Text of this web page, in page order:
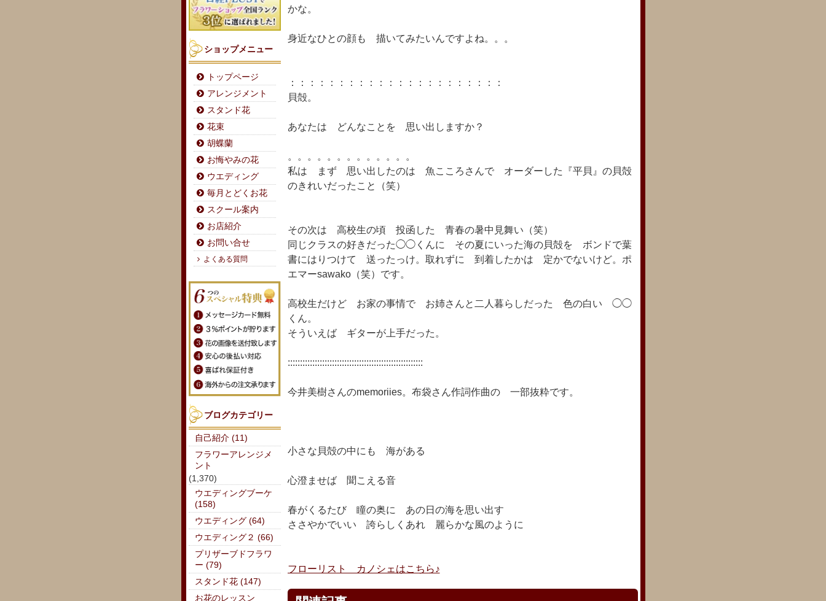
かな。
身近なひとの顔も 描いてみたいんですよね。。。
：：：：：：：：：：：：：：：：：：：：：：
貝殻。
あなたは どんなことを 思い出しますか？
。。。。。。。。。。。。。
私は まず 思い出したのは 魚こころさんで オーダーした『平貝』の貝殻
のきれいだったこと（笑）
その次は 高校生の頃 投函した 青春の暑中見舞い（笑）
同じクラスの好きだった◯◯くんに その夏にいった海の貝殻を ボンドで葉
書にはりつけて 送ったっけ。取れずに 到着したかは 定かでないけど。ポ
エマーsawako（笑）です。
高校生だけど お家の事情で お姉さんと二人暮らしだった 色の白い ◯◯
くん。
そういえば ギターが上手だった。
:::::::::::::::::::::::::::::::::::::::::::::::::::::::
今井美樹さんのmemoriies。布袋さん作詞作曲の 一部抜粋です。
小さな貝殻の中にも 海がある
心澄ませば 聞こえる音
春がくるたび 瞳の奥に あの日の海を思い出す
ささやかでいい 誇らしくあれ 麗らかな風のように
フローリスト カノシェはこちら♪
ショップメニュー
トップページ
アレンジメント
スタンド花
花束
胡蝶蘭
お悔やみの花
ウエディング
毎月とどくお花
スクール案内
お店紹介
お問い合せ
よくある質問
ブログカテゴリー
自己紹介 (11)
フラワーアレンジメ
ント
(1,370)
ウエディングブーケ
(158)
ウエディング (64)
ウエディング２ (66)
プリザーブドフラワ
ー (79)
スタンド花 (147)
お花のレッスン